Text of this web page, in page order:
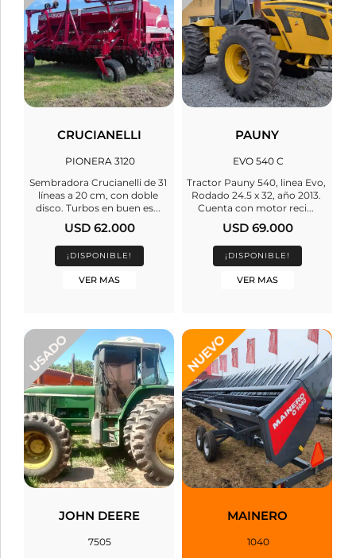
CRUCIANELLI
PIONERA 3120
Sembradora Crucianelli de 31
líneas a 20 cm, con doble
disco. Turbos en buen es...
USD 62.000
¡DISPONIBLE!
VER MAS
PAUNY
EVO 540 C
Tractor Pauny 540, linea Evo,
Rodado 24.5 x 32, año 2013.
Cuenta con motor reci...
USD 69.000
¡DISPONIBLE!
VER MAS
JOHN DEERE
7505
MAINERO
1040